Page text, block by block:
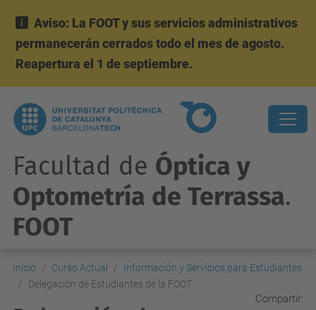
Aviso: La FOOT y sus servicios administrativos
permanecerán cerrados todo el mes de agosto.
Reapertura el 1 de septiembre.
Facultad de Óptica y
Optometría de Terrassa.
FOOT
Inicio Curso Actual
Información y Servicios para Estudiantes
Delegación de Estudiantes de la FOOT
Compartir: